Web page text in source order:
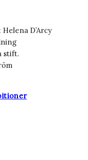
D’Arcy
stift.